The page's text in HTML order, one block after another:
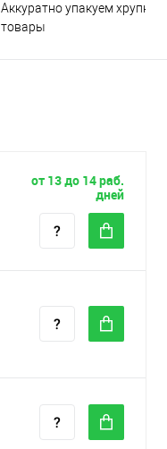
Аккуратно упакуем хрупкие
товары
от 13 до 14 раб.
дней